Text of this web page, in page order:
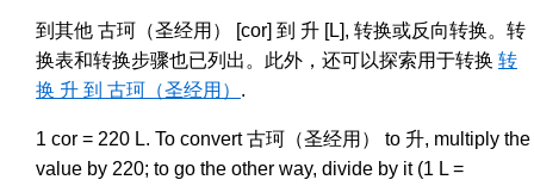
到其他 古珂（圣经用） [cor] 到 升 [L], 转换或反向转换。转
换表和转换步骤也已列出。此外，还可以探索用于转换 转
换 升 到 古珂（圣经用） .
1 cor = 220 L. To convert 古珂（圣经用） to 升, multiply the
value by 220; to go the other way, divide by it (1 L =